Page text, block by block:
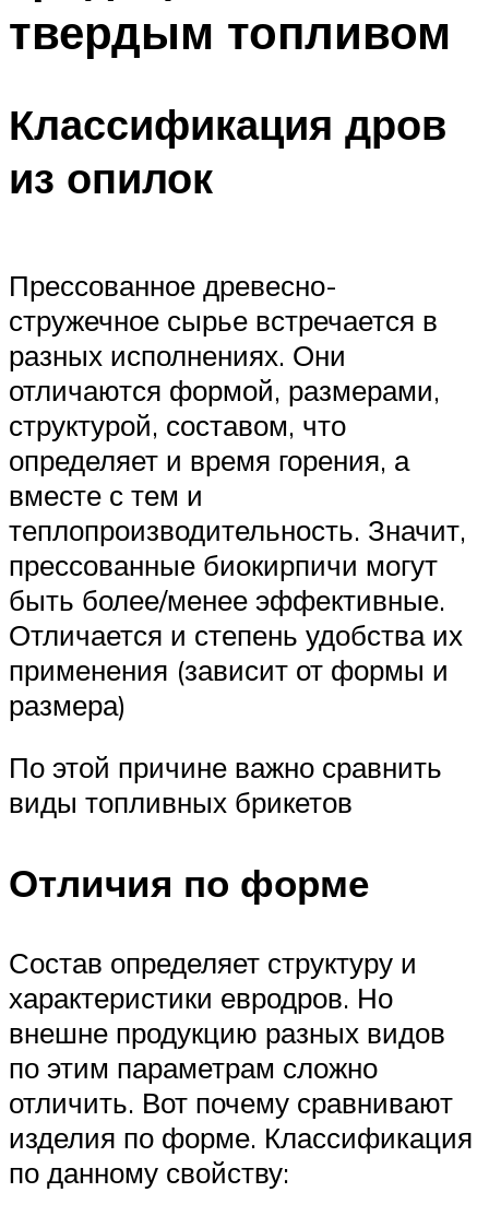
твердым топливом
Классификация дров
из опилок
Прессованное древесно-
стружечное сырье встречается в
разных исполнениях. Они
отличаются формой, размерами,
структурой, составом, что
определяет и время горения, а
вместе с тем и
теплопроизводительность. Значит,
прессованные биокирпичи могут
быть более/менее эффективные.
Отличается и степень удобства их
применения (зависит от формы и
размера)
По этой причине важно сравнить
виды топливных брикетов
Отличия по форме
Состав определяет структуру и
характеристики евродров. Но
внешне продукцию разных видов
по этим параметрам сложно
отличить. Вот почему сравнивают
изделия по форме. Классификация
по данному свойству: